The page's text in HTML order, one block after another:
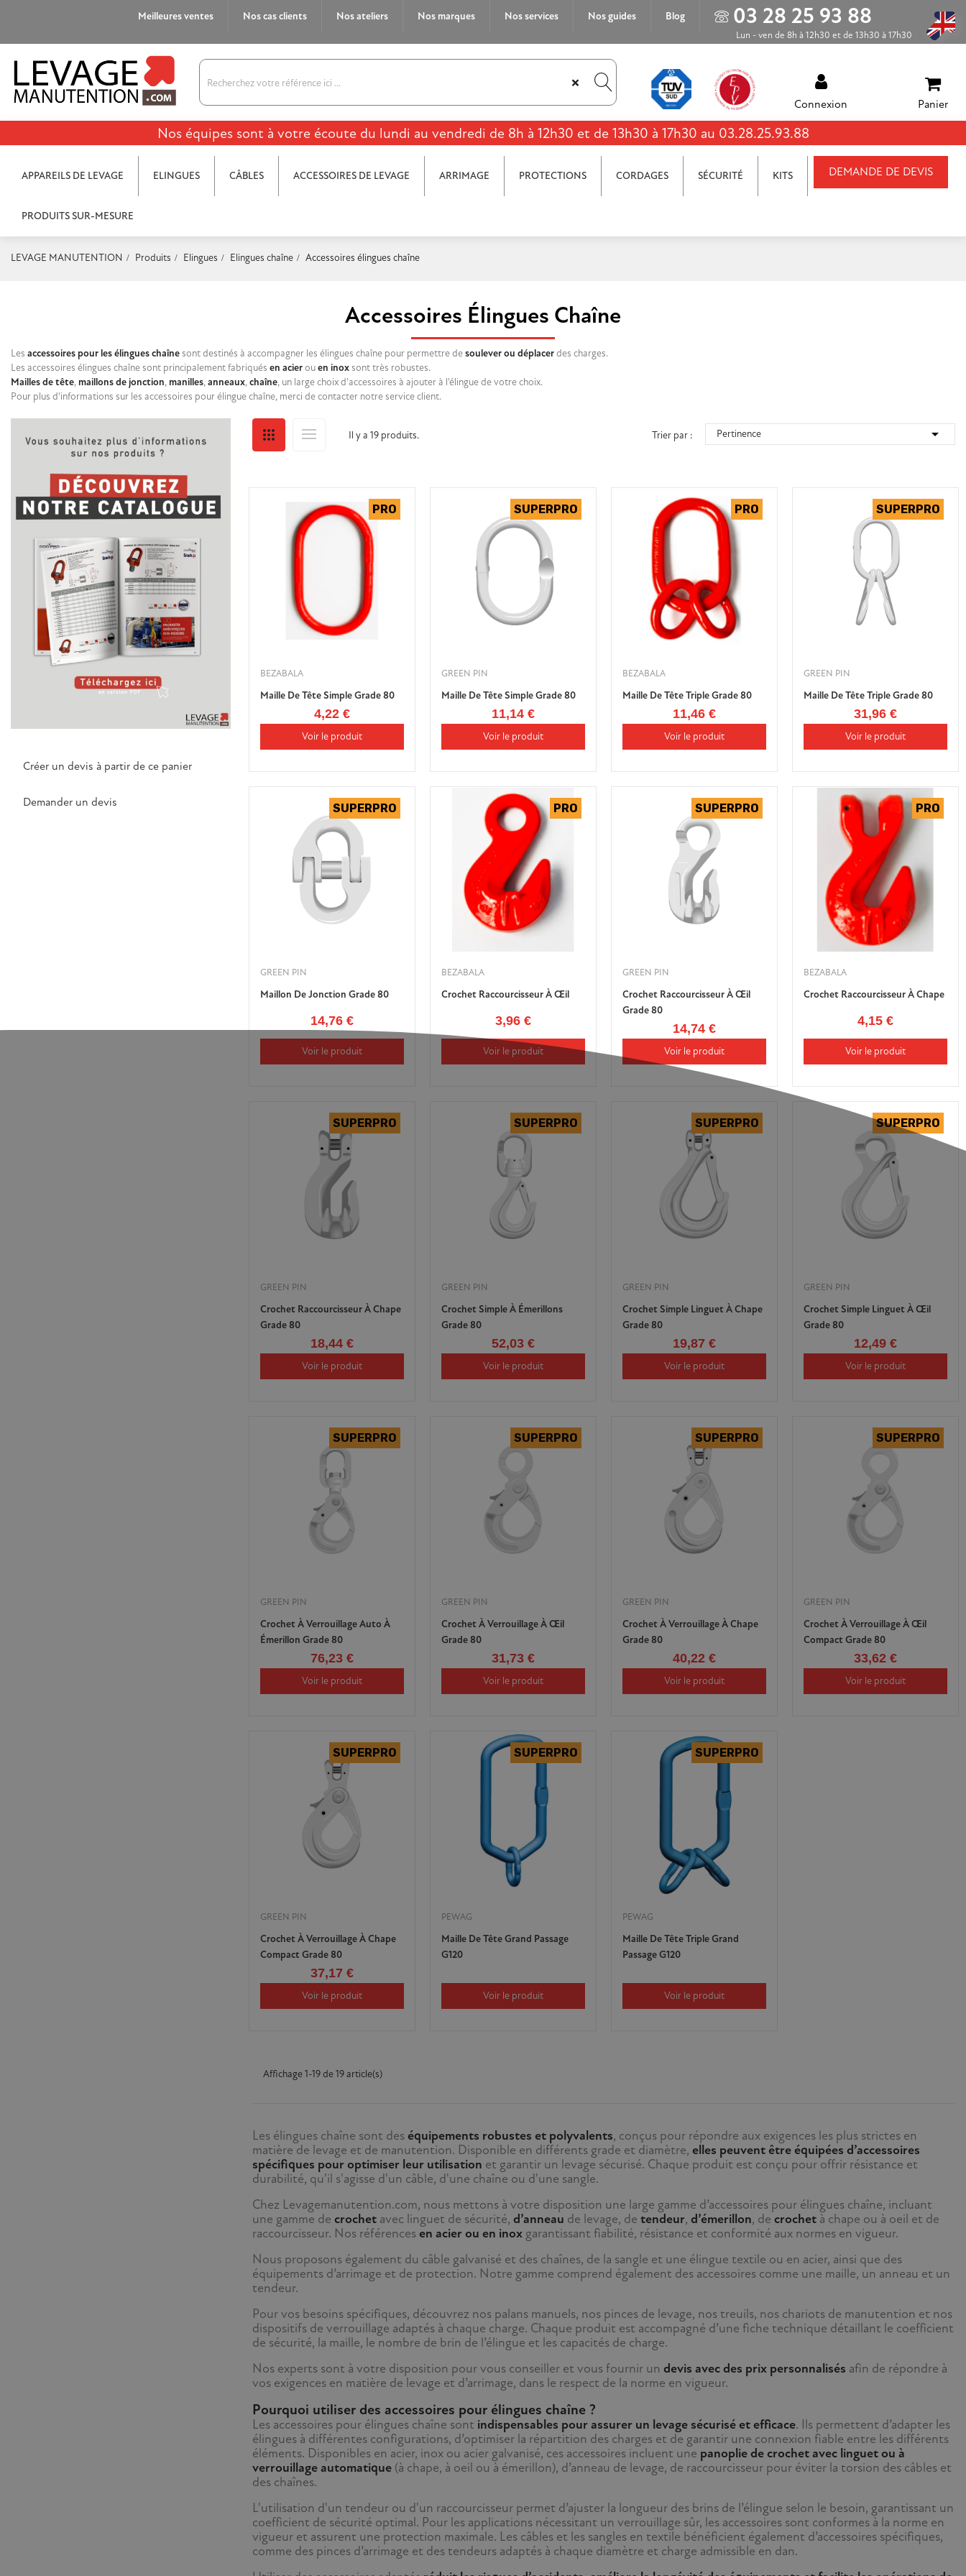
Meilleures ventes Nos cas clients Nos ateliers Nos marques Nos services Nos guides Blog 03 28 25 93 88
Lun - ven de 8h à 12h30 et de 13h30 à 17h30
×
Connexion Panier
Nos équipes sont à votre écoute du lundi au vendredi de 8h à 12h30 et de 13h30 à 17h30 au 03.28.25.93.88
DEMANDE DE DEVIS
APPAREILS DE LEVAGE ELINGUES CÂBLES ACCESSOIRES DE LEVAGE ARRIMAGE PROTECTIONS CORDAGES SÉCURITÉ KITS
PRODUITS SUR-MESURE
LEVAGE MANUTENTION Produits Elingues Elingues chaîne Accessoires élingues chaîne
Accessoires Élingues Chaîne
Les accessoires pour les élingues chaînesont destinés à accompagner les élingues chaîne pour permettre desoulever ou déplacerdes charges.
Les accessoires élingues chaîne sont principalement fabriqués en acierouen inoxsont très robustes.
Mailles de tête, maillons de jonction, manilles,anneaux,chaîne, un large choix d'accessoires à ajouter à l'élingue de votre choix.
Pour plus d'informations sur les accessoires pour élingue chaîne, merci de contacter notre service client.
Créer un devis à partir de ce panier
Demander un devis
Il y a 19 produits. Trier par : Pertinence 
BEZABALA
Maille De Tête Simple Grade 80
4,22 €
Voir le produit
GREEN PIN
Maille De Tête Simple Grade 80
11,14 €
Voir le produit
BEZABALA
Maille De Tête Triple Grade 80
11,46 €
Voir le produit
GREEN PIN
Maille De Tête Triple Grade 80
31,96 €
Voir le produit
GREEN PIN
Maillon De Jonction Grade 80
14,76 €
Voir le produit
BEZABALA
Crochet Raccourcisseur À Œil
3,96 €
Voir le produit
GREEN PIN
Crochet Raccourcisseur À Œil
Grade 80
14,74 €
Voir le produit
BEZABALA
Crochet Raccourcisseur À Chape
4,15 €
Voir le produit
GREEN PIN
Crochet Raccourcisseur À Chape
Grade 80
18,44 €
Voir le produit
GREEN PIN
Crochet Simple À Émerillons
Grade 80
52,03 €
Voir le produit
GREEN PIN
Crochet Simple Linguet À Chape
Grade 80
19,87 €
Voir le produit
GREEN PIN
Crochet Simple Linguet À Œil
Grade 80
12,49 €
Voir le produit
GREEN PIN
Crochet À Verrouillage Auto À
Émerillon Grade 80
76,23 €
Voir le produit
GREEN PIN
Crochet À Verrouillage À Œil
Grade 80
31,73 €
Voir le produit
GREEN PIN
Crochet À Verrouillage À Chape
Grade 80
40,22 €
Voir le produit
GREEN PIN
Crochet À Verrouillage À Œil
Compact Grade 80
33,62 €
Voir le produit
GREEN PIN
Crochet À Verrouillage À Chape
Compact Grade 80
37,17 €
Voir le produit
PEWAG
Maille De Tête Grand Passage
G120
Voir le produit
PEWAG
Maille De Tête Triple Grand
Passage G120
Voir le produit
Affichage 1-19 de 19 article(s)
Les élingues chaîne sont deséquipements robustes et polyvalents, conçus pour répondre aux exigences les plus strictes en
matière de levage et de manutention. Disponible en différents grade et diamètre, elles peuvent être équipées d’accessoires
spécifiques pour optimiser leur utilisation et garantir un levage sécurisé. Chaque produit est conçu pour offrir résistance et
durabilité, qu'il s'agisse d'un câble, d'une chaîne ou d'une sangle.
Chez Levagemanutention.com, nous mettons à votre disposition une large gamme d’accessoires pour élingues chaîne, incluant
une gamme de crochet avec linguet de sécurité, d’anneau de levage, de tendeur, d’émerillon, de crochet à chape ou à oeil et de
raccourcisseur. Nos référencesen acier ou en inox garantissant fiabilité, résistance et conformité aux normes en vigueur.
Nous proposons également du câble galvanisé et des chaînes, de la sangle et une élingue textile ou en acier, ainsi que des
équipements d’arrimage et de protection. Notre gamme comprend également des accessoires comme une maille, un anneau et un
tendeur.
Pour vos besoins spécifiques, découvrez nos palans manuels, nos pinces de levage, nos treuils, nos chariots de manutention et nos
dispositifs de verrouillage adaptés à chaque charge. Chaque produit est accompagné d’une fiche technique détaillant le coefficient
de sécurité, la maille, le nombre de brin de l’élingue et les capacités de charge.
Nos experts sont à votre disposition pour vous conseiller et vous fournir un devis avec des prix personnalisés afin de répondre à
vos exigences en matière de levage et d’arrimage, dans le respect de la norme en vigueur.
Pourquoi utiliser des accessoires pour élingues chaîne ?
Les accessoires pour élingues chaîne sont indispensables pour assurer un levage sécurisé et efficace. Ils permettent d’adapter les
élingues à différentes configurations, d’optimiser la répartition des charges et de garantir une connexion fiable entre les différents
éléments. Disponibles en acier, inox ou acier galvanisé, ces accessoires incluent une panoplie de crochet avec linguet ou à
verrouillage automatique (à chape, à oeil ou à émerillon), d’anneau de levage, de raccourcisseur pour éviter la torsion des câbles et
des chaînes.
L'utilisation d'un tendeur ou d'un raccourcisseur permet d’ajuster la longueur des brins de l’élingue selon le besoin, garantissant un
coefficient de sécurité optimal. Pour les applications nécessitant un verrouillage sûr, les accessoires sont conformes à la norme en
vigueur et assurent une protection maximale. Les câbles et les sangles en textile bénéficient également d’accessoires spécifiques,
comme des pinces d’arrimage et des tendeurs adaptés à chaque diamètre et charge admissible en dan.